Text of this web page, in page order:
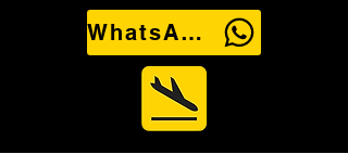
WhatsApp Us